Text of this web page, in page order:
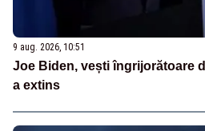
9 aug. 2026, 10:51
Joe Biden, vești îngrijorătoare
a extins